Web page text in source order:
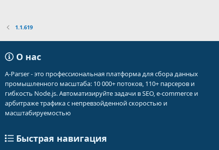
1.1.619
О нас
A-Parser - это профессиональная платформа для сбора данных
промышленного масштаба: 10 000+ потоков, 110+ парсеров и
гибкость Node.js. Автоматизируйте задачи в SEO, e-commerce и
арбитраже трафика с непревзойденной скоростью и
масштабируемостью
Быстрая навигация